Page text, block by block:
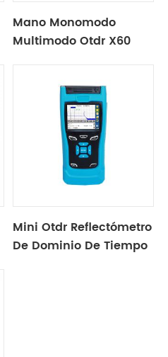
Mano Monomodo
Multimodo Otdr X60
Mini Otdr Reflectómetro
De Dominio De Tiempo